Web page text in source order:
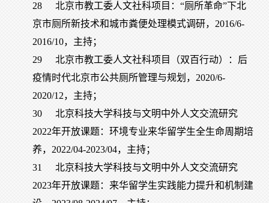
28
北京市教工委人文社科项目：“厕所革命”下北
京市厕所新技术和城市粪便处理模式调研，2016/6-
2016/10，主持；
29
北京市教工委人文社科项目（双百行动）：后
疫情时代北京市公共厕所管理与规划，2020/6-
2020/12，主持；
30
北京科技大学科技与文明中外人文交流研究
2022年开放课题：环境专业来华留学生全生命周期培
养，2022/04-2023/04，主持；
31
北京科技大学科技与文明中外人文交流研究
2023年开放课题：来华留学生实践能力提升和机制建